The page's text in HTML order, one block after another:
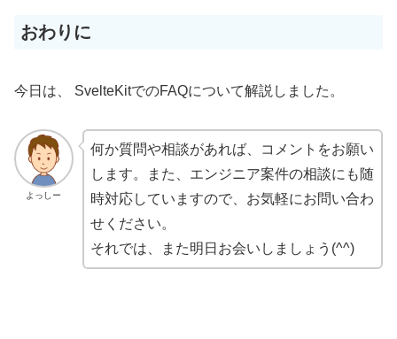
おわりに
今日は、 SvelteKitでのFAQについて解説しました。
よっしー
何か質問や相談があれば、コメントをお願い
します。また、エンジニア案件の相談にも随
時対応していますので、お気軽にお問い合わ
せください。
それでは、また明日お会いしましょう(^^)